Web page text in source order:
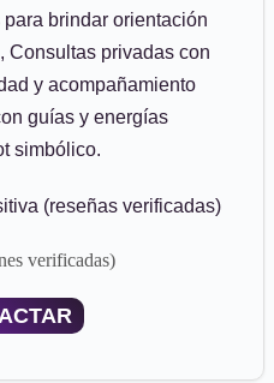
brindar orientación
Consultas privadas con
y acompañamiento
guías y energías
simbólico.
(reseñas verificadas)
verificadas)